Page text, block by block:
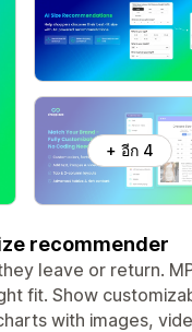
+ อีก 4
recommender
leave or return.
fit. Show
with images,